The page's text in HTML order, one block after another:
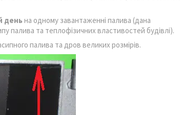
день на одному завантаженні палива (дана
палива та теплофізичних властивостей будівлі).
палива та дров великих розмірів.